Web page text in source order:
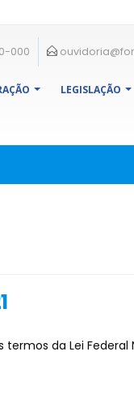
000
LEGISLAÇÃO
da Lei Federal